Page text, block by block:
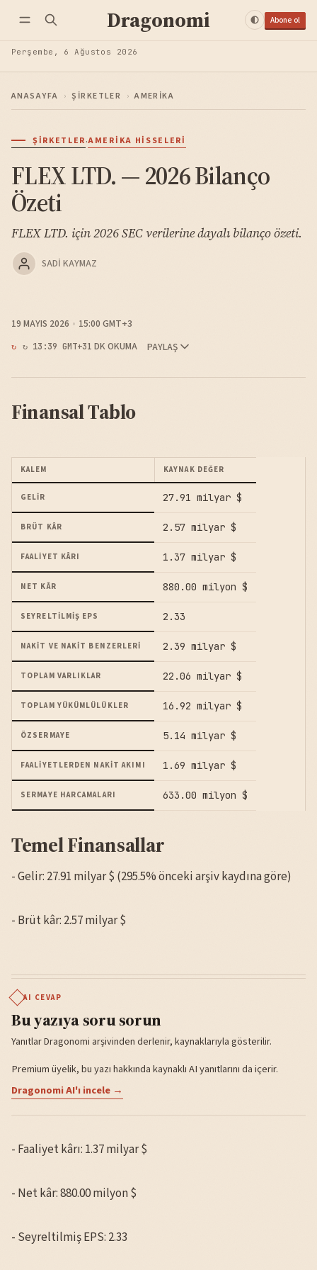
Dragonomi Abone ol
Perşembe, 6 Ağustos 2026
ANASAYFA › ŞIRKETLER › AMERIKA
ŞIRKETLER·AMERIKA HISSELERI
FLEX LTD. — 2026 Bilanço
Özeti
FLEX LTD. için 2026 SEC verilerine dayalı bilanço özeti.
SADI KAYMAZ
19 MAYIS 2026 15:00 GMT+3
↻ 13:39 GMT+31 DK OKUMA PAYLAŞ
Finansal Tablo
KALEM KAYNAK DEĞER
GELIR 27.91 milyar $
BRÜT KÂR 2.57 milyar $
FAALIYET KÂRI 1.37 milyar $
NET KÂR 880.00 milyon $
SEYRELTILMIŞ EPS 2.33
NAKIT VE NAKIT BENZERLERI 2.39 milyar $
TOPLAM VARLIKLAR 22.06 milyar $
TOPLAM YÜKÜMLÜLÜKLER 16.92 milyar $
ÖZSERMAYE 5.14 milyar $
FAALIYETLERDEN NAKIT AKIMI 1.69 milyar $
SERMAYE HARCAMALARI 633.00 milyon $
Temel Finansallar
- Gelir: 27.91 milyar $ (295.5% önceki arşiv kaydına göre)
- Brüt kâr: 2.57 milyar $
AI CEVAP
Bu yazıya soru sorun
Yanıtlar Dragonomi arşivinden derlenir, kaynaklarıyla gösterilir.
Premium üyelik, bu yazı hakkında kaynaklı AI yanıtlarını da içerir.
Dragonomi AI'ı incele →
- Faaliyet kârı: 1.37 milyar $
- Net kâr: 880.00 milyon $
- Seyreltilmiş EPS: 2.33